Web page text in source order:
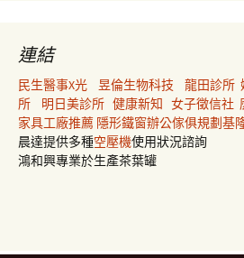
連結
民生醫事X光 昱倫生物科技 龍田診所
所
明日美診所 健康新知 女子徵信社
家具工廠推薦 隱形鐵窗辦公傢俱規劃基
晨達提供多種空壓機使用狀況諮詢
鴻和興專業於生產茶葉罐